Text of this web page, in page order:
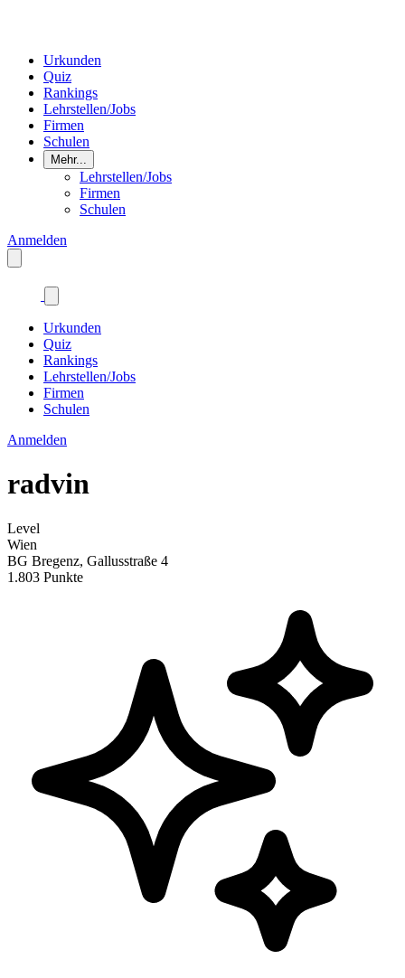
Urkunden
Quiz
Rankings
Lehrstellen/Jobs
Firmen
Schulen
Mehr...
Lehrstellen/Jobs
Firmen
Schulen
Anmelden
Urkunden
Quiz
Rankings
Lehrstellen/Jobs
Firmen
Schulen
Anmelden
radvin
Level
Wien
BG Bregenz, Gallusstraße 4
1.803 Punkte